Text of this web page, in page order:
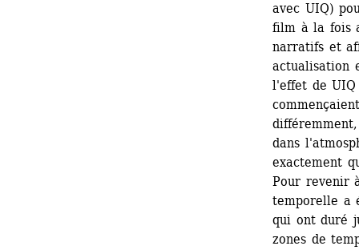
avec UIQ)
film à la fois
narratifs et
actualisation
l'effet de
dans
exactement
Pour revenir
temporelle a
qui ont duré
zones de